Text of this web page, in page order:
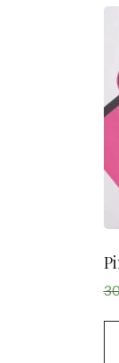
na